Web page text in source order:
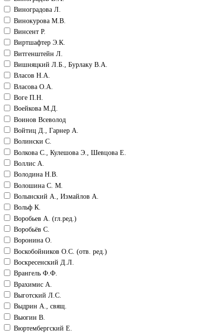
Виноградова Л.
Винокурова М.В.
Винсент Р.
Виртшафтер Э.К.
Витгенштейн Л.
Вишняцкий Л.Б., Бурлаку В.А.
Власов Н.А.
Власова О.А.
Воге П.Н.
Воейкова М.Д.
Воинов Всеволод
Войтиц Д., Гарнер А.
Волински С.
Волкова С., Кулешова Э., Шевцова Е.
Воллис А.
Володина Н.В.
Волошина С. М.
Волынский А., Измайлов А.
Вольф К.
Воробьев А. (гл.ред.)
Воробьёв С.
Воронина О.
Воскобойников О.С. (отв. ред.)
Воскресенский Д.Л.
Врангель Ф.Ф.
Врахимис А.
Выготский Л.С.
Выдрин А., свящ.
Вьюгин В.
Вюртембергский Е.